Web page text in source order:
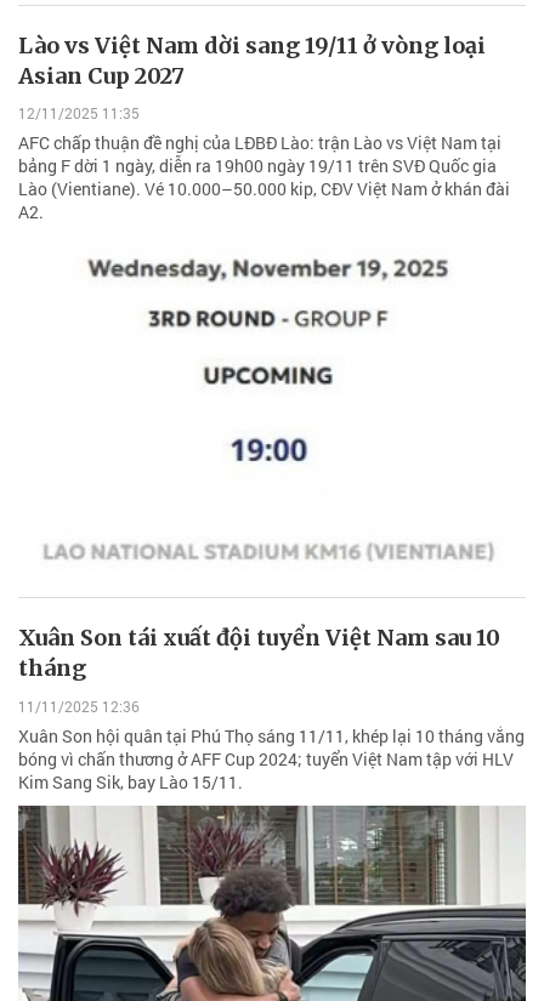
Lào vs Việt Nam dời sang 19/11 ở vòng loại
Asian Cup 2027
12/11/2025 11:35
AFC chấp thuận đề nghị của LĐBĐ Lào: trận Lào vs Việt Nam tại
bảng F dời 1 ngày, diễn ra 19h00 ngày 19/11 trên SVĐ Quốc gia
Lào (Vientiane). Vé 10.000–50.000 kip, CĐV Việt Nam ở khán đài
A2.
Xuân Son tái xuất đội tuyển Việt Nam sau 10
tháng
11/11/2025 12:36
Xuân Son hội quân tại Phú Thọ sáng 11/11, khép lại 10 tháng vắng
bóng vì chấn thương ở AFF Cup 2024; tuyển Việt Nam tập với HLV
Kim Sang Sik, bay Lào 15/11.